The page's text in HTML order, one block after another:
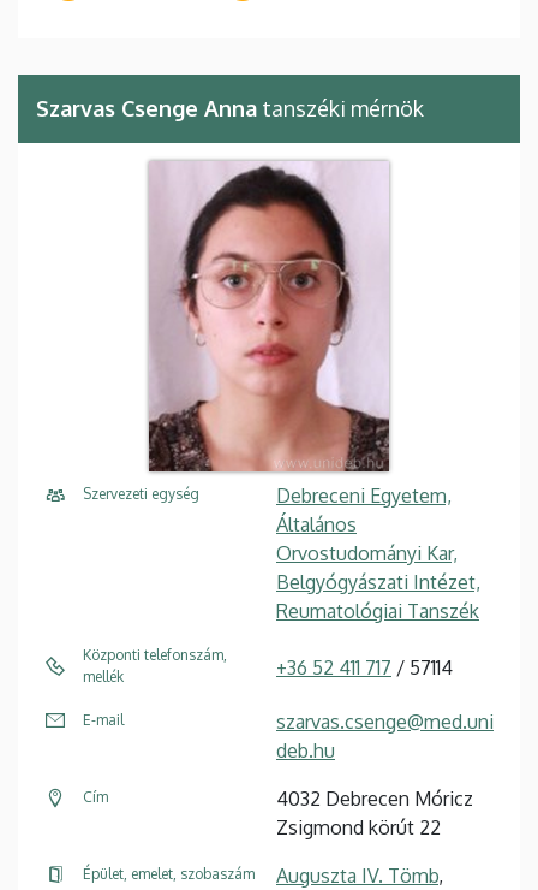
Szarvas Csenge Anna tanszéki mérnök
Szervezeti egység
Debreceni Egyetem,
Általános
Orvostudományi Kar,
Belgyógyászati Intézet,
Reumatológiai Tanszék
Központi telefonszám,
mellék
+36 52 411 717 / 57114
E-mail
szarvas.csenge@med.uni
deb.hu
Cím
4032 Debrecen Móricz
Zsigmond körút 22
Épület, emelet, szobaszám Auguszta IV. Tömb,